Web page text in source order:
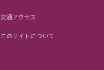
交通アクセス
このサイトについて